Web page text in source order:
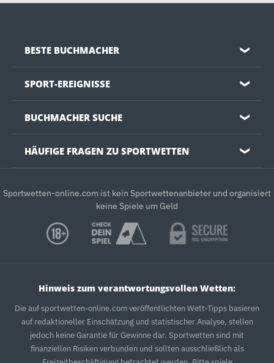
BESTE BUCHMACHER ❯
SPORT-EREIGNISSE ❯
BUCHMACHER SUCHE ❯
HÄUFIGE FRAGEN ZU SPORTWETTEN ❯
Sportwetten-online.com ist kein Sportwettenanbieter und organisiert
keine Spiele um Geld
Hinweis zum verantwortungsvollen Wetten:
Die auf sportwetten-online.com veröffentlichten Wett-Tipps basieren
auf redaktioneller Einschätzung und statistischer Analyse, stellen
jedoch keine Garantie für Gewinne dar. Sportwetten sind mit
finanziellen Risiken verbunden und sollten ausschließlich als